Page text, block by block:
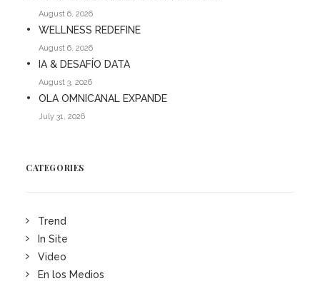
August 6, 2026
WELLNESS REDEFINE
August 6, 2026
IA & DESAFÍO DATA
August 3, 2026
OLA OMNICANAL EXPANDE
July 31, 2026
CATEGORIES
Trend
In Site
Video
En los Medios